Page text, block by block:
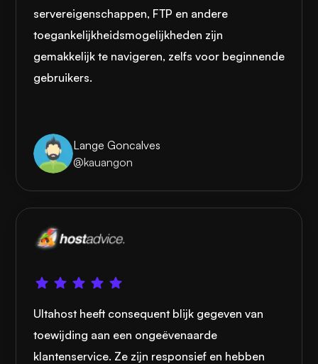
servereigenschappen, FTP en andere
toegankelijkheidsmogelijkheden zijn
gemakkelijk te navigeren, zelfs voor beginnende
gebruikers.
Lange Goncalves
@kauangon
Ultahost heeft consequent blijk gegeven van
toewijding aan een ongeëvenaarde
klantenservice. Ze zijn responsief en hebben